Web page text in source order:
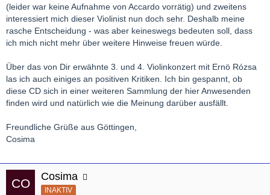
(leider war keine Aufnahme von Accardo vorrätig) und zweitens
interessiert mich dieser Violinist nun doch sehr. Deshalb meine
rasche Entscheidung - was aber keineswegs bedeuten soll, dass
ich mich nicht mehr über weitere Hinweise freuen würde.
Über das von Dir erwähnte 3. und 4. Violinkonzert mit Ernö Rózsa
las ich auch einiges an positiven Kritiken. Ich bin gespannt, ob
diese CD sich in einer weiteren Sammlung der hier Anwesenden
finden wird und natürlich wie die Meinung darüber ausfällt.
Freundliche Grüße aus Göttingen,
Cosima
Cosima
INAKTIV